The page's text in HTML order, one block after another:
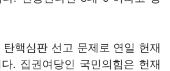
핵심판 선고 문제로 연일 헌재
. 집권여당인 국민의힘은 헌재